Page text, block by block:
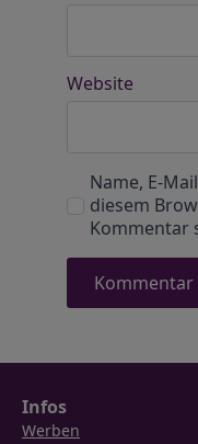
Website
Name, E-
diesem
Kommentar
Infos
Werben